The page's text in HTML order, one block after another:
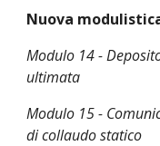
Nuova
Modulo 14 -
ultimata
Modulo 15 -
di collaudo statico